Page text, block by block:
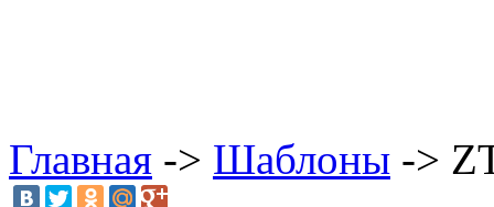
Главная -> Шаблоны ->